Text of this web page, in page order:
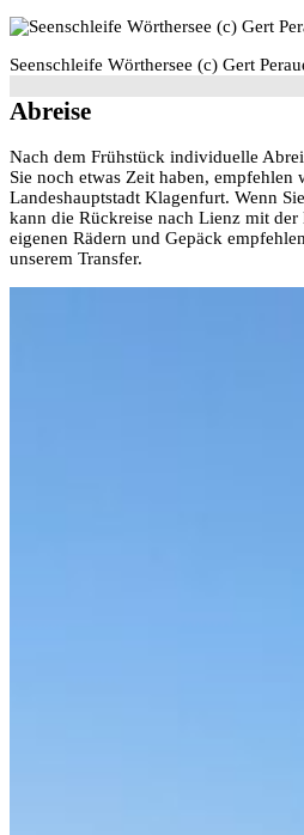
Seenschleife Wörthersee (c) Gert
Abreise
Nach dem Frühstück individuelle
Sie noch etwas Zeit haben,
Landeshauptstadt Klagenfurt. Wenn
kann die Rückreise nach Lienz mit
eigenen Rädern und Gepäck
unserem Transfer.